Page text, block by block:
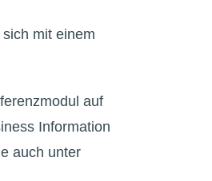
mit einem
auf
Information
auch unter